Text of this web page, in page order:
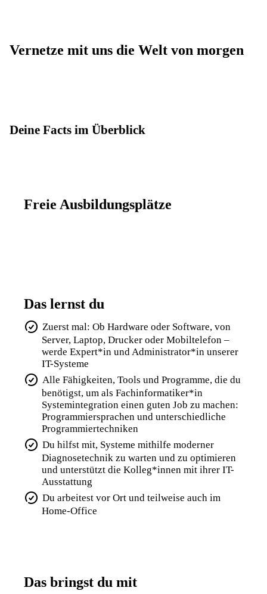
Vernetze mit uns die Welt von morgen
Deine Facts im Überblick
Freie Ausbildungsplätze
Das lernst du
Zuerst mal: Ob Hardware oder Software, von
Server, Laptop, Drucker oder Mobiltelefon –
werde Expert*in und Administrator*in unserer
IT-Systeme
Alle Fähigkeiten, Tools und Programme, die du
benötigst, um als Fachinformatiker*in
Systemintegration einen guten Job zu machen:
Programmiersprachen und unterschiedliche
Programmiertechniken
Du hilfst mit, Systeme mithilfe moderner
Diagnosetechnik zu warten und zu optimieren
und unterstützt die Kolleg*innen mit ihrer IT-
Ausstattung
Du arbeitest vor Ort und teilweise auch im
Home-Office
Das bringst du mit